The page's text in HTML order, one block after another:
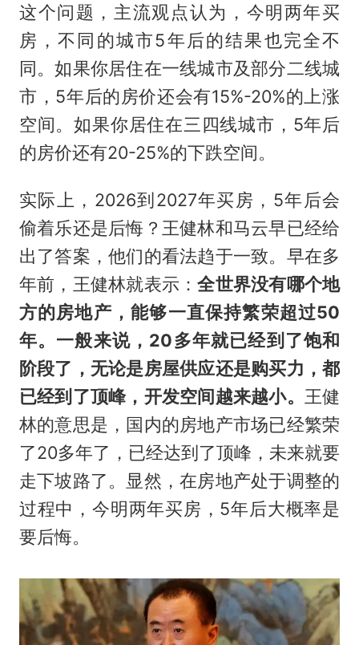
这个问题，主流观点认为，今明两年买
房，不同的城市5年后的结果也完全不
同。如果你居住在一线城市及部分二线城
市，5年后的房价还会有15%-20%的上涨
空间。如果你居住在三四线城市，5年后
的房价还有20-25%的下跌空间。
实际上，2026到2027年买房，5年后会
偷着乐还是后悔？王健林和马云早已经给
出了答案，他们的看法趋于一致。早在多
年前，王健林就表示：全世界没有哪个地
方的房地产，能够一直保持繁荣超过50
年。一般来说，20多年就已经到了饱和
阶段了，无论是房屋供应还是购买力，都
已经到了顶峰，开发空间越来越小。 王健
林的意思是，国内的房地产市场已经繁荣
了20多年了，已经达到了顶峰，未来就要
走下坡路了。显然，在房地产处于调整的
过程中，今明两年买房，5年后大概率是
要后悔。